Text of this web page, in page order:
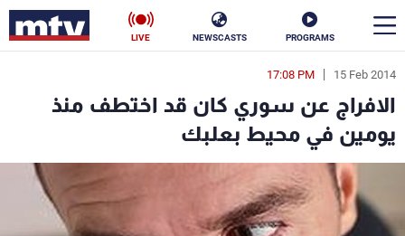
PROGRAMS
NEWSCASTS
LIVE
15 Feb 2014
17:08 PM
الافراج عن سوري كان قد اختطف منذ
يومين في محيط بعلبك
en
الأخبار
سياسة ناس
إقتصاد